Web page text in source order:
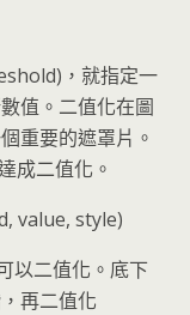
，就指定一
值。二值化在圖
重要的遮罩片。
成二值化。
value, style)
以二值化。底下
再二值化